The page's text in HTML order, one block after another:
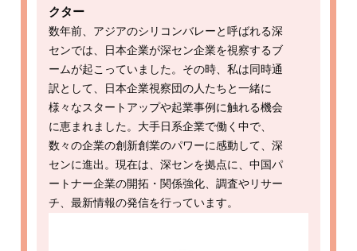
クター
数年前、アジアのシリコンバレーと呼ばれる深
センでは、日本企業が深セン企業を視察するブ
ームが起こっていました。その時、私は同時通
訳として、日本企業視察団の人たちと一緒に
様々なスタートアップや起業事例に触れる機会
に恵まれました。大手日系企業で働く中で、
数々の企業の創新創業のパワーに感動して、深
センに進出。現在は、深センを拠点に、中国パ
ートナー企業の開拓・関係強化、調査やリサー
チ、最新情報の発信を行っています。